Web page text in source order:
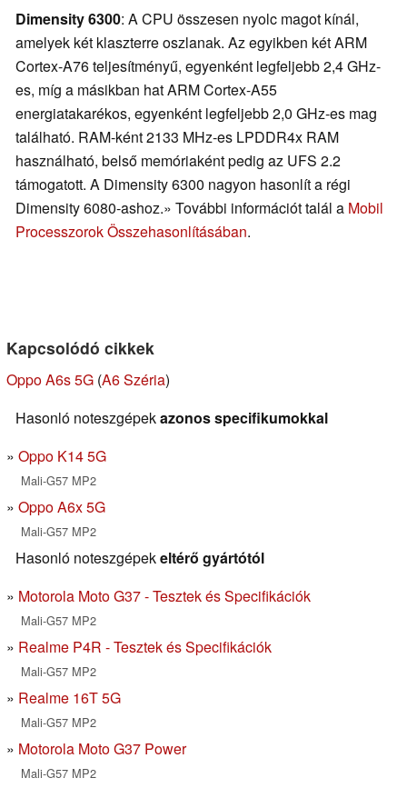
Dimensity 6300: A CPU összesen nyolc magot kínál,
amelyek két klaszterre oszlanak. Az egyikben két ARM
Cortex-A76 teljesítményű, egyenként legfeljebb 2,4 GHz-
es, míg a másikban hat ARM Cortex-A55
energiatakarékos, egyenként legfeljebb 2,0 GHz-es mag
található. RAM-ként 2133 MHz-es LPDDR4x RAM
használható, belső memóriaként pedig az UFS 2.2
támogatott. A Dimensity 6300 nagyon hasonlít a régi
Dimensity 6080-ashoz.» További információt talál a Mobil
Processzorok Összehasonlításában.
Kapcsolódó cikkek
Oppo A6s 5G (A6 Széria)
Hasonló noteszgépekazonos specifikumokkal
Oppo K14 5G
Mali-G57 MP2
Oppo A6x 5G
Mali-G57 MP2
Hasonló noteszgépekeltérő gyártótól
Motorola Moto G37 - Tesztek és Specifikációk
Mali-G57 MP2
Realme P4R - Tesztek és Specifikációk
Mali-G57 MP2
Realme 16T 5G
Mali-G57 MP2
Motorola Moto G37 Power
Mali-G57 MP2